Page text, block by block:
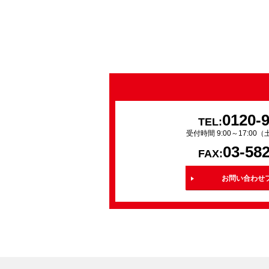
TEL:0120-
受付時間 9:00～17:00（
FAX:03-
お問い合わせ